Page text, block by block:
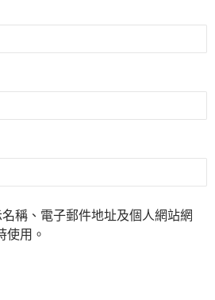
稱、電子郵件地址及個人網站網
使用。